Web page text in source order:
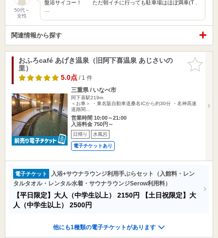
50代～
女性
盤浴サイコー！ ただ朝イチに行っても駐車場はほぼ満車(T .
関連情報から探す
お気に入
りに追加
おふろcafé あげき温泉（旧阿下喜温泉 あじさいの
里）
5.0点/ 1 件
三重県 / いなべ市
阿下喜駅219m
＜お車＞ ・東名阪自動車道桑名ICから約30分 ・名神高速
道路関…
営業時間 10:00～21:00
入浴料金 750円～
日帰り 水風呂
電子チケットあり
電子チケット
入浴+サウナラウンジ利用手ぶらセット（入館料・レン
タルタオル・レンタル水着・サウナラウンジSerow利用料）
【平日限定】大人（中学生以上） 2150円
【土日祝限定】大
人（中学生以上） 2500円
他にも1種類の電子チケットがあります